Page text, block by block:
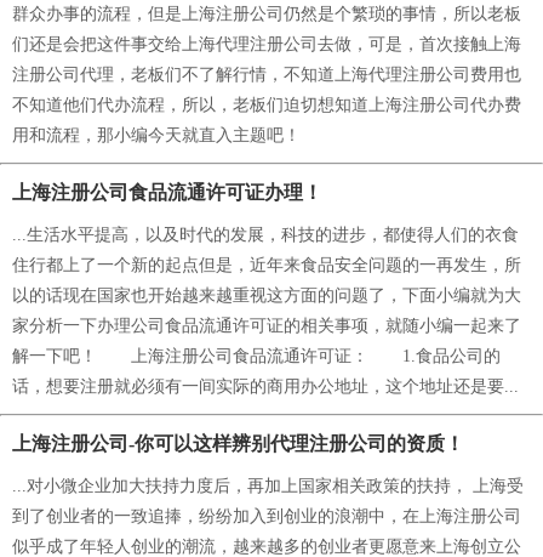
群众办事的流程，但是上海注册公司仍然是个繁琐的事情，所以老板
们还是会把这件事交给上海代理注册公司去做，可是，首次接触上海
注册公司代理，老板们不了解行情，不知道上海代理注册公司费用也
不知道他们代办流程，所以，老板们迫切想知道上海注册公司代办费
用和流程，那小编今天就直入主题吧！
上海注册公司食品流通许可证办理！
...生活水平提高，以及时代的发展，科技的进步，都使得人们的衣食
住行都上了一个新的起点但是，近年来食品安全问题的一再发生，所
以的话现在国家也开始越来越重视这方面的问题了，下面小编就为大
家分析一下办理公司食品流通许可证的相关事项，就随小编一起来了
解一下吧！ 上海注册公司食品流通许可证： 1.食品公司的
话，想要注册就必须有一间实际的商用办公地址，这个地址还是要...
上海注册公司-你可以这样辨别代理注册公司的资质！
...对小微企业加大扶持力度后，再加上国家相关政策的扶持， 上海受
到了创业者的一致追捧，纷纷加入到创业的浪潮中，在上海注册公司
似乎成了年轻人创业的潮流，越来越多的创业者更愿意来上海创立公